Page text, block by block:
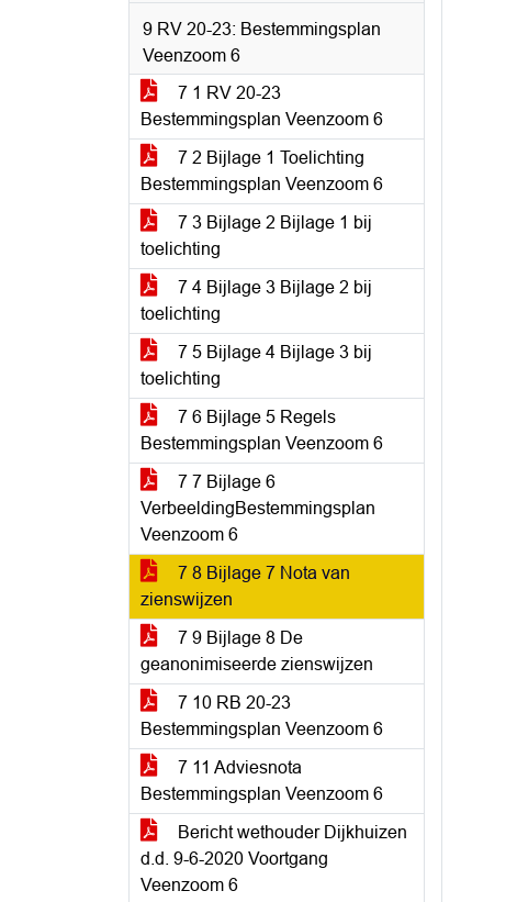
9 RV 20-23: Bestemmingsplan
Veenzoom 6
7 1 RV 20-23
Bestemmingsplan Veenzoom 6
7 2 Bijlage 1 Toelichting
Bestemmingsplan Veenzoom 6
7 3 Bijlage 2 Bijlage 1 bij
toelichting
7 4 Bijlage 3 Bijlage 2 bij
toelichting
7 5 Bijlage 4 Bijlage 3 bij
toelichting
7 6 Bijlage 5 Regels
Bestemmingsplan Veenzoom 6
7 7 Bijlage 6
VerbeeldingBestemmingsplan
Veenzoom 6
7 8 Bijlage 7 Nota van
zienswijzen
7 9 Bijlage 8 De
geanonimiseerde zienswijzen
7 10 RB 20-23
Bestemmingsplan Veenzoom 6
7 11 Adviesnota
Bestemmingsplan Veenzoom 6
Bericht wethouder Dijkhuizen
d.d. 9-6-2020 Voortgang
Veenzoom 6